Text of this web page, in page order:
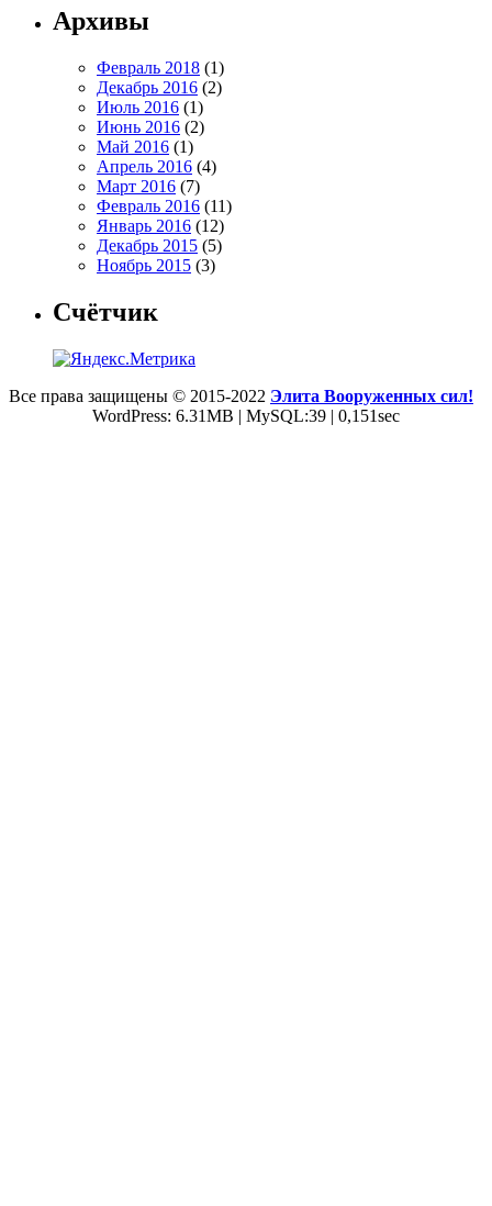
Архивы
Февраль 2018 (1)
Декабрь 2016 (2)
Июль 2016 (1)
Июнь 2016 (2)
Май 2016 (1)
Апрель 2016 (4)
Март 2016 (7)
Февраль 2016 (11)
Январь 2016 (12)
Декабрь 2015 (5)
Ноябрь 2015 (3)
Счётчик
Все права защищены © 2015-2022 Элита Вооруженных сил!
WordPress: 6.31MB | MySQL:39 | 0,151sec